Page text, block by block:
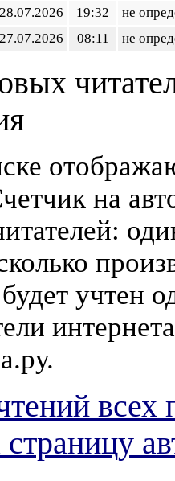
28.07.2026 19:32
не
27.07.2026 08:11 не
на
учтен
всех